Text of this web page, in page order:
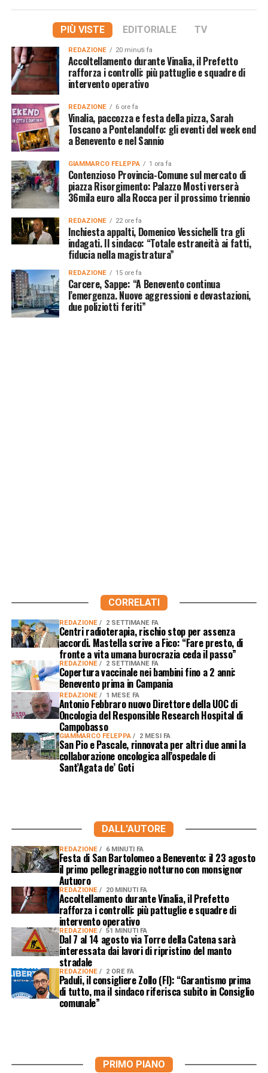
PIÙ VISTE EDITORIALE TV
REDAZIONE 20 minuti fa
Accoltellamento durante Vinalia, il Prefetto
rafforza i controlli: più pattuglie e squadre di
intervento operativo
REDAZIONE 6 ore fa
Vinalia, paccozza e festa della pizza, Sarah
Toscano a Pontelandolfo: gli eventi del week end
a Benevento e nel Sannio
GIAMMARCO FELEPPA 1 ora fa
Contenzioso Provincia-Comune sul mercato di
piazza Risorgimento: Palazzo Mosti verserà
36mila euro alla Rocca per il prossimo triennio
REDAZIONE 22 ore fa
Inchiesta appalti, Domenico Vessichelli tra gli
indagati. Il sindaco: “Totale estraneità ai fatti,
fiducia nella magistratura”
REDAZIONE 15 ore fa
Carcere, Sappe: “A Benevento continua
l’emergenza. Nuove aggressioni e devastazioni,
due poliziotti feriti”
CORRELATI
REDAZIONE 2 SETTIMANE FA
Centri radioterapia, rischio stop per assenza
accordi. Mastella scrive a Fico: “Fare presto, di
fronte a vita umana burocrazia ceda il passo”
REDAZIONE 2 SETTIMANE FA
Copertura vaccinale nei bambini fino a 2 anni:
Benevento prima in Campania
REDAZIONE 1 MESE FA
Antonio Febbraro nuovo Direttore della UOC di
Oncologia del Responsible Research Hospital di
Campobasso
GIAMMARCO FELEPPA 2 MESI FA
San Pio e Pascale, rinnovata per altri due anni la
collaborazione oncologica all’ospedale di
Sant’Agata de’ Goti
DALL'AUTORE
REDAZIONE 6 MINUTI FA
Festa di San Bartolomeo a Benevento: il 23 agosto
il primo pellegrinaggio notturno con monsignor
Autuoro
REDAZIONE 20 MINUTI FA
Accoltellamento durante Vinalia, il Prefetto
rafforza i controlli: più pattuglie e squadre di
intervento operativo
REDAZIONE 51 MINUTI FA
Dal 7 al 14 agosto via Torre della Catena sarà
interessata dai lavori di ripristino del manto
stradale
REDAZIONE 2 ORE FA
Paduli, il consigliere Zollo (FI): “Garantismo prima
di tutto, ma il sindaco riferisca subito in Consiglio
comunale”
PRIMO PIANO